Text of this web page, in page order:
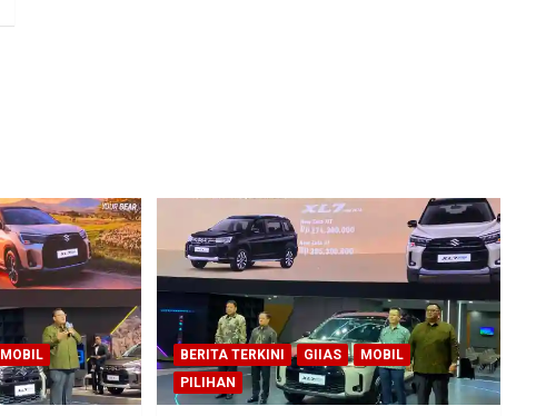
MOBIL
BERITA TERKINI GIIAS
MOBIL
PILIHAN